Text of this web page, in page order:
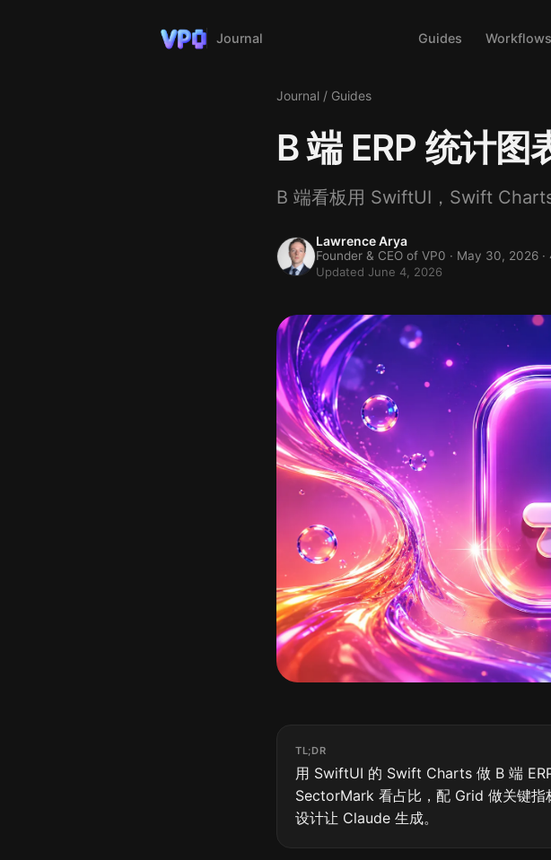
Journal Guides Workflows
Journal / Guides
B 端 ERP 统计
B 端看板用 SwiftUI，Swift
Lawrence Arya
Founder & CEO of VP0 · May 30, 2026
Updated June 4, 2026
TL;DR
用 SwiftUI 的 Swift Charts 做 B 端
SectorMark 看占比，配 Grid 做关键指
设计让 Claude 生成。